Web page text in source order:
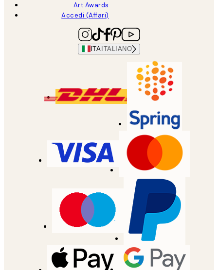
Art Awards
Accedi (Affari)
ITA ITALIANO